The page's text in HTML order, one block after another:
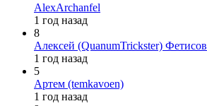
AlexArchanfel
1 год назад
8
Алексей (QuanumTrickster) Фетисов
1 год назад
5
Артем (temkavoen)
1 год назад